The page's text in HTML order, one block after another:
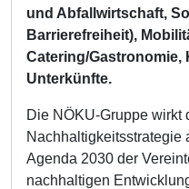
und Abfallwirtschaft,
Barrierefreiheit),
Catering/Gastronomie,
Unterkünfte.
Die NÖKU-Gruppe wirkt
Nachhaltigkeitsstrategie
Agenda 2030 der
nachhaltigen